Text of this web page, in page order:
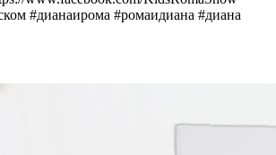
#дианаирома #ромаидиана #диана